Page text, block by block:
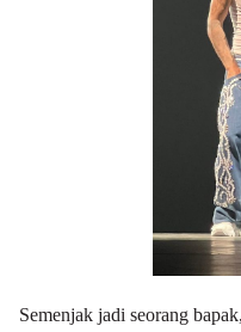
Semenjak jadi seorang